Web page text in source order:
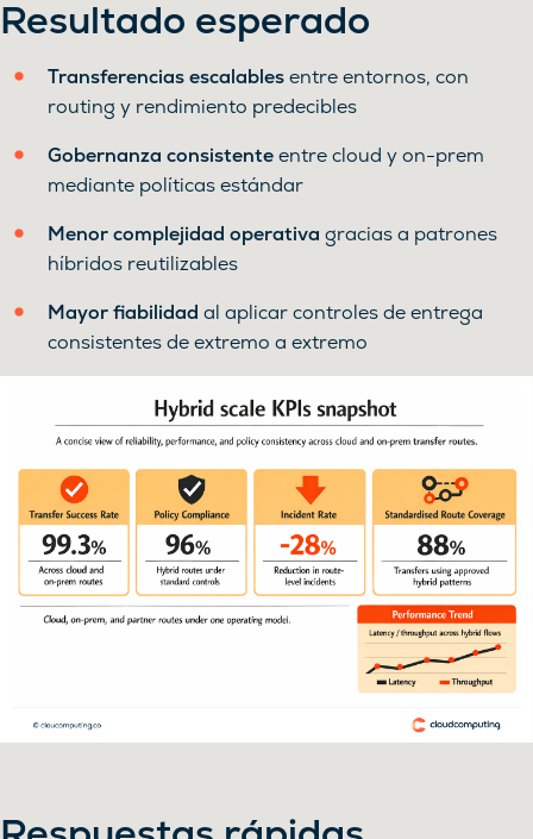
Resultado esperado
Transferencias escalablesentre entornos, con
routing y rendimiento predecibles
Gobernanza consistenteentre cloud y on-prem
mediante políticas estándar
Menor complejidad operativa gracias a patrones
híbridos reutilizables
Mayor fiabilidad al aplicar controles de entrega
consistentes de extremo a extremo